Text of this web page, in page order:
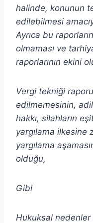
halinde, konunun
edilebilmesi
Ayrıca bu
olmaması ve
raporlarının ekini
Vergi tekniği
edilmemesinin,
hakkı, silahların
yargılama ilkesine
yargılama
olduğu,
Gibi
Hukuksal nedenler